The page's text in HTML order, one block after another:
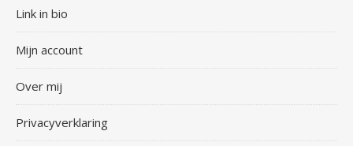
Link in bio
Mijn account
Over mij
Privacyverklaring